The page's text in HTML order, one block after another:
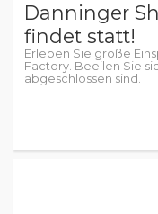
Danninger
findet statt!
Erleben Sie große
Factory. Beeilen Sie
abgeschlossen sind.